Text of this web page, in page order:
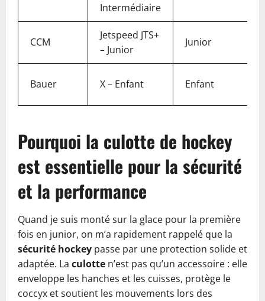
Intermédiaire
CCM
Jetspeed JTS+
– Junior
Junior
Bauer X – Enfant Enfant
Pourquoi la culotte de hockey
est essentielle pour la sécurité
et la performance
Quand je suis monté sur la glace pour la première
fois en junior, on m’a rapidement rappelé que la
sécurité hockey passe par une protection solide et
adaptée. La culotte n’est pas qu’un accessoire : elle
enveloppe les hanches et les cuisses, protège le
coccyx et soutient les mouvements lors des